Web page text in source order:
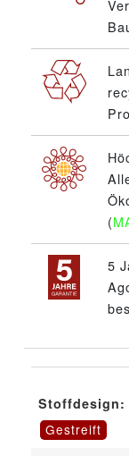
(
5
Stoffdesign:
Gestreift